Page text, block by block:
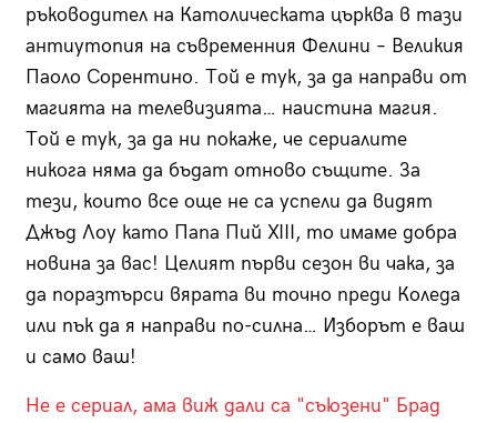
ръководител на Католическата църква в тази
антиутопия на съвременния Фелини – Великия
Паоло Сорентино. Той е тук, за да направи от
магията на телевизията… наистина магия.
Той е тук, за да ни покаже, че сериалите
никога няма да бъдат отново същите. За
тези, които все още не са успели да видят
Джъд Лоу като Папа Пий XIII, то имаме добра
новина за вас! Целият първи сезон ви чака, за
да поразтърси вярата ви точно преди Коледа
или пък да я направи по-силна… Изборът е ваш
и само ваш!
Не е сериал, ама виж дали са "съюзени" Брад